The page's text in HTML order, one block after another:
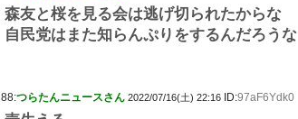
森友と桜を見る会は逃げ切られたからな
自民党はまた知らんぷりをするんだろうな
88:つらたんニュースさん 2022/07/16(土) 22:16 ID:97aF6Ydk0